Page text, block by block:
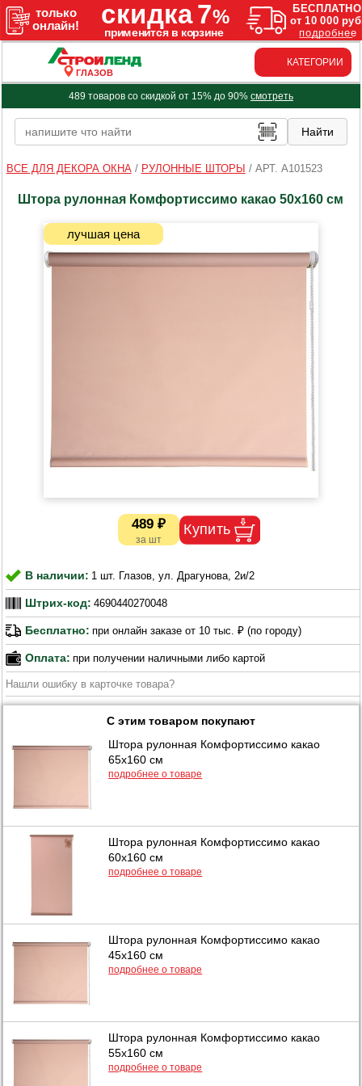
ГЛАЗОВ
КАТЕГОРИИ
489 товаров со скидкой от 15% до 90% смотреть
ВСЕ ДЛЯ ДЕКОРА ОКНА/ РУЛОННЫЕ ШТОРЫ / АРТ. A101523
Штора рулонная Комфортиссимо какао 50х160 см
489 ₽
В наличии: 1 шт. Глазов, ул. Драгунова, 2и/2
Штрих-код: 4690440270048
Бесплатно: при онлайн заказе от 10 тыс. ₽ (по городу)
Оплата: при получении наличными либо картой
Нашли ошибку в карточке товара?
С этим товаром покупают
Штора рулонная Комфортиссимо какао
65х160 см
подробнее о товаре
Штора рулонная Комфортиссимо какао
60х160 см
подробнее о товаре
Штора рулонная Комфортиссимо какао
45х160 см
подробнее о товаре
Штора рулонная Комфортиссимо какао
55х160 см
подробнее о товаре